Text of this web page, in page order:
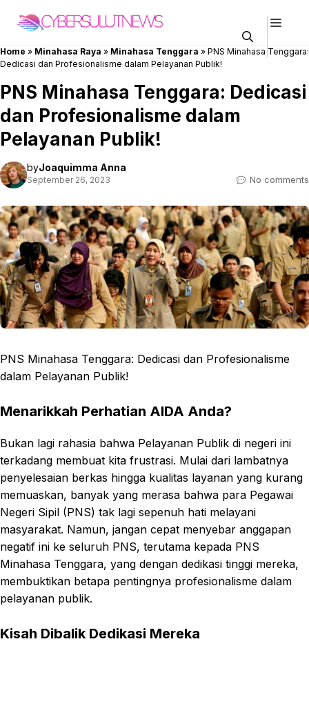
Home » Minahasa Raya » Minahasa Tenggara » PNS Minahasa Tenggara:
Dedicasi dan Profesionalisme dalam Pelayanan Publik!
PNS Minahasa Tenggara: Dedicasi
dan Profesionalisme dalam
Pelayanan Publik!
byJoaquimma Anna
September 26, 2023 No comments
PNS Minahasa Tenggara: Dedicasi dan Profesionalisme
dalam Pelayanan Publik!
Menarikkah Perhatian AIDA Anda?
Bukan lagi rahasia bahwa Pelayanan Publik di negeri ini
terkadang membuat kita frustrasi. Mulai dari lambatnya
penyelesaian berkas hingga kualitas layanan yang kurang
memuaskan, banyak yang merasa bahwa para Pegawai
Negeri Sipil (PNS) tak lagi sepenuh hati melayani
masyarakat. Namun, jangan cepat menyebar anggapan
negatif ini ke seluruh PNS, terutama kepada PNS
Minahasa Tenggara, yang dengan dedikasi tinggi mereka,
membuktikan betapa pentingnya profesionalisme dalam
pelayanan publik.
Kisah Dibalik Dedikasi Mereka